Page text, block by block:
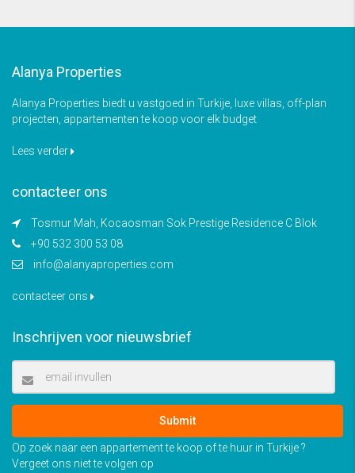
Alanya Properties
Alanya Properties biedt u vastgoed in Turkije, luxe villas, off-plan
projecten, appartementen te koop voor elk budget
Lees verder
contacteer ons
Tosmur Mah, Kocaosman Sok Prestige Residence C Blok
+90 532 300 53 08
info@alanyaproperties.com
contacteer ons
Inschrijven voor nieuwsbrief
Submit
Op zoek naar een appartement te koop of te huur in Turkije ?
Vergeet ons niet te volgen op